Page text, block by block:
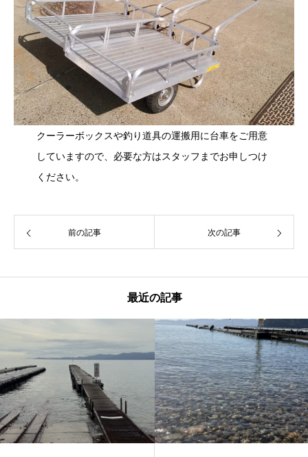
クーラーボックスや釣り道具の運搬用に台車をご用意
していますので、必要な方はスタッフまでお申しつけ
ください。
前の記事 次の記事
最近の記事